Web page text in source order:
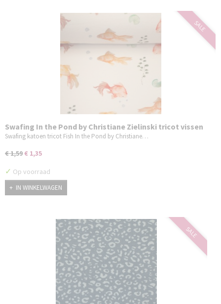
SALE
Swafing In the Pond by Christiane Zielinski tricot vissen
Swafing katoen tricot Fish In the Pond by Christiane…
€ 1,59€ 1,35
✓ Op voorraad
IN WINKELWAGEN
SALE